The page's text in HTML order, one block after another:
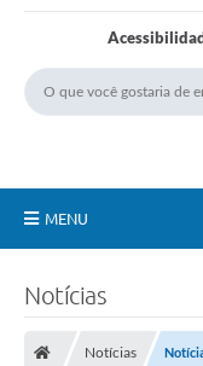
MENU
Notícias
Notícias